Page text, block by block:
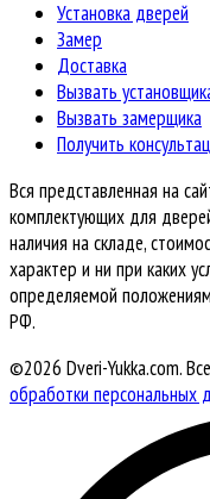
Установка дверей
Замер
Доставка
Вызвать
Вызвать замерщика
Получить
Вся представленная на
комплектующих для
наличия на складе,
характер и ни при каких
определяемой
РФ.
©2026 Dveri-Yukka.com.
обработки персональных